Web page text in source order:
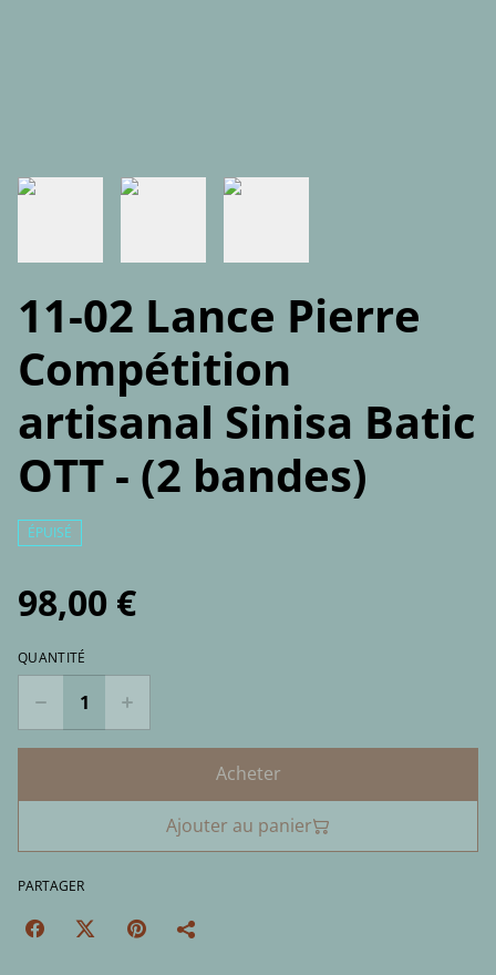
11-02 Lance Pierre
Compétition
artisanal Sinisa Batic
OTT - (2 bandes)
ÉPUISÉ
98,00 €
QUANTITÉ
Acheter
Ajouter au panier
PARTAGER